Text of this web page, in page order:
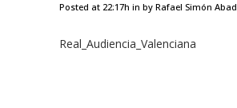
Posted at 22:17h in by Rafael Simón Abad
Real_Audiencia_Valenciana